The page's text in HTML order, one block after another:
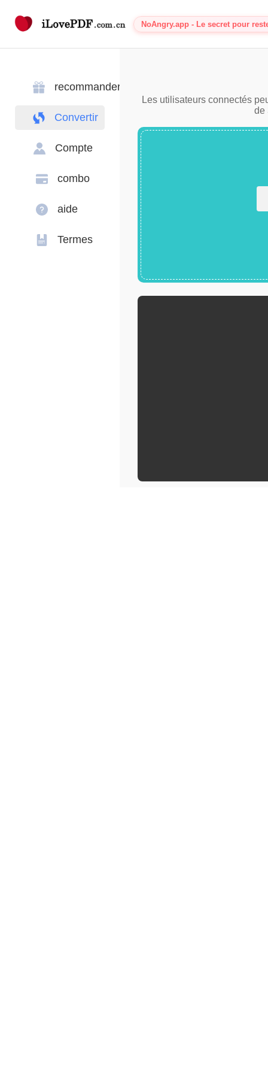
NoAngry.app - Le secret pour
recommander
Convertir
Compte
combo
aide
Termes
Les utilisateurs connectés
de